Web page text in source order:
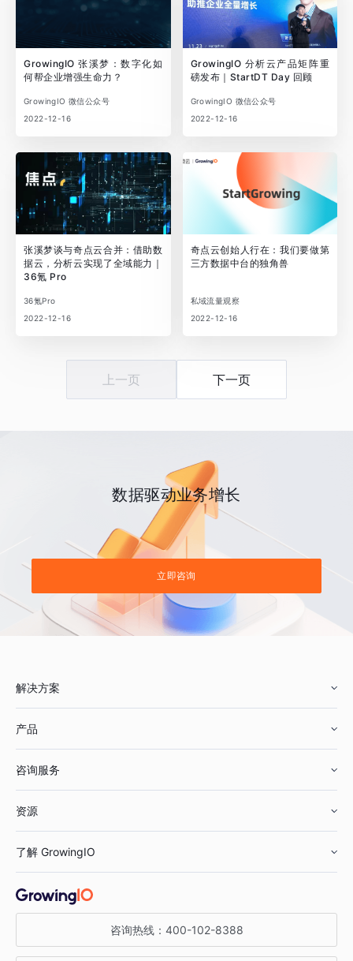
GrowingIO 张溪梦：数字化如
何帮企业增强生命力？
GrowingIO 微信公众号
2022-12-16
GrowingIO 分析云产品矩阵重
磅发布｜StartDT Day 回顾
GrowingIO 微信公众号
2022-12-16
张溪梦谈与奇点云合并：借助数
据云，分析云实现了全域能力｜
36氪 Pro
36氪Pro
2022-12-16
奇点云创始人行在：我们要做第
三方数据中台的独角兽
私域流量观察
2022-12-16
上一页 下一页
数据驱动业务增长
立即咨询
解决方案
鞋服行业
汽车行业
金融行业
产品
智能运营
获客分析
咨询服务
资源
增长公开课
增长博客
了解 GrowingIO
关于 GrowingIO
增长大会
咨询热线： 400-102-8388